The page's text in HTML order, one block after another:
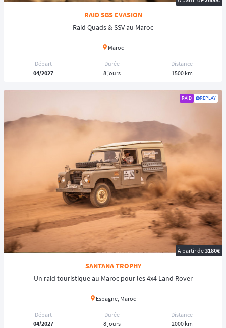
RAID SBS EVASION
Raid Quads & SSV au Maroc
Maroc
Départ
04/2027
Durée
8 jours
Distance
1500 km
RAID REPLAY
À partir de3180€
SANTANA TROPHY
Un raid touristique au Maroc pour les 4x4 Land Rover
Espagne, Maroc
Départ
04/2027
Durée
8 jours
Distance
2000 km